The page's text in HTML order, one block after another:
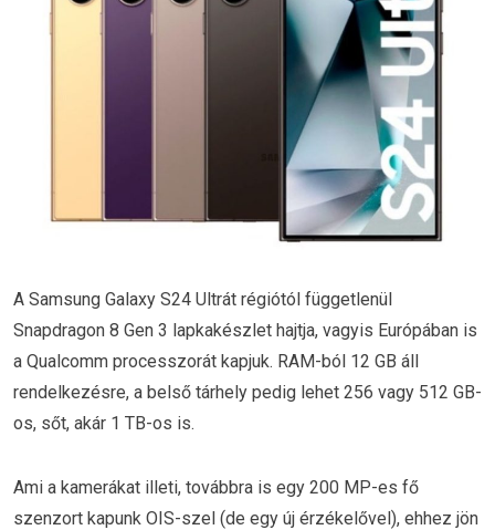
A Samsung Galaxy S24 Ultrát régiótól függetlenül
Snapdragon 8 Gen 3 lapkakészlet hajtja, vagyis Európában is
a Qualcomm processzorát kapjuk. RAM-ból 12 GB áll
rendelkezésre, a belső tárhely pedig lehet 256 vagy 512 GB-
os, sőt, akár 1 TB-os is.
Ami a kamerákat illeti, továbbra is egy 200 MP-es fő
szenzort kapunk OIS-szel (de egy új érzékelővel), ehhez jön